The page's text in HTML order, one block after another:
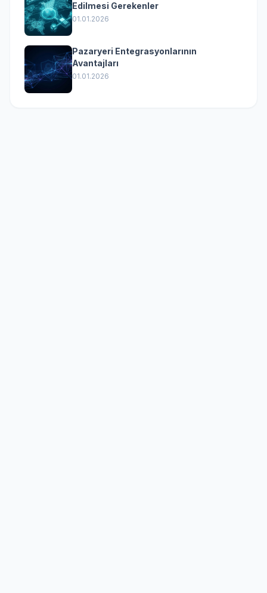
Edilmesi Gerekenler
01.01.2026
Pazaryeri Entegrasyonlarının
Avantajları
01.01.2026